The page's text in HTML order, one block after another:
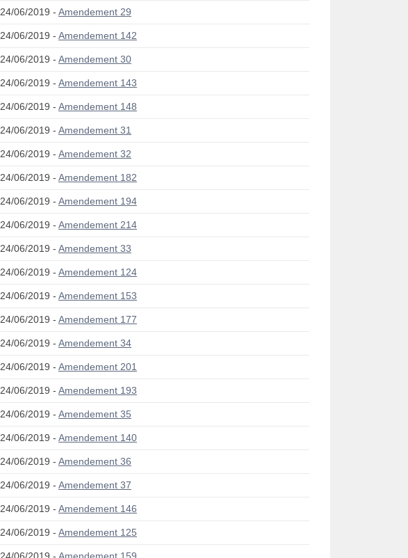
24/06/2019 - Amendement 29
24/06/2019 - Amendement 142
24/06/2019 - Amendement 30
24/06/2019 - Amendement 143
24/06/2019 - Amendement 148
24/06/2019 - Amendement 31
24/06/2019 - Amendement 32
24/06/2019 - Amendement 182
24/06/2019 - Amendement 194
24/06/2019 - Amendement 214
24/06/2019 - Amendement 33
24/06/2019 - Amendement 124
24/06/2019 - Amendement 153
24/06/2019 - Amendement 177
24/06/2019 - Amendement 34
24/06/2019 - Amendement 201
24/06/2019 - Amendement 193
24/06/2019 - Amendement 35
24/06/2019 - Amendement 140
24/06/2019 - Amendement 36
24/06/2019 - Amendement 37
24/06/2019 - Amendement 146
24/06/2019 - Amendement 125